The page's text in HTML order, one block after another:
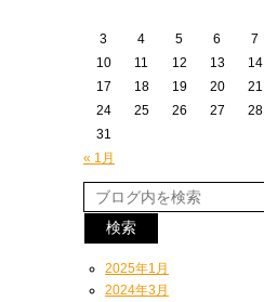
3
4 5 6 7
10
11 12 13 14
17
18 19 20 21
24
25 26 27 28
31
« 1月
2025年1月
2024年3月